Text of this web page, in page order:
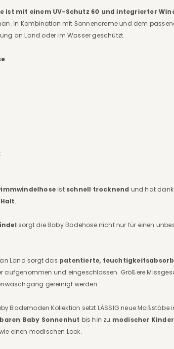
ist mit einem UV-Schutz 60 und integrierter
In Kombination mit Sonnencreme und dem
an Land oder im Wasser geschützt.
ist schnell trocknend und hat dank
.
sorgt die Baby Badehose nicht nur für einen
Land sorgt das patentierte,
aufgenommen und eingeschlossen. Größere
gereinigt werden.
Bademoden Kollektion setzt LÄSSIG neue
Baby Sonnenhut bis hin zu modischer Kinder
einen modischen Look.